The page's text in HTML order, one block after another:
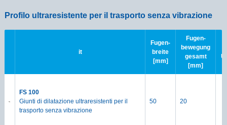
Profilo ultraresistente per il trasporto senza vibrazione
it
Fugen-
breite
[mm]
Fugen-
bewegung
gesamt
[mm]
FS 100
Giunti di dilatazione ultraresistenti per il
trasporto senza vibrazione
50 20